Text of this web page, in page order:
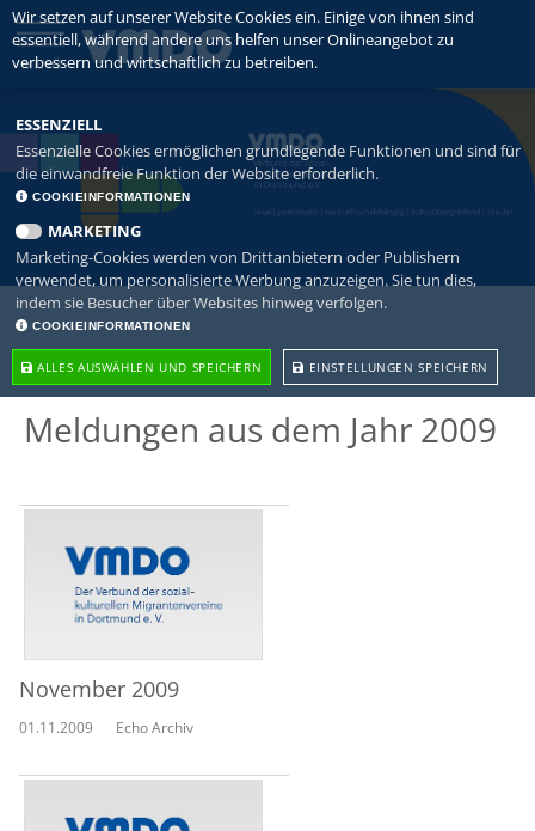
Wir setzen auf unserer Website Cookies ein. Einige von ihnen sind
essentiell, während andere uns helfen unser Onlineangebot zu
verbessern und wirtschaftlich zu betreiben.
ESSENZIELL
Essenzielle Cookies ermöglichen grundlegende Funktionen und sind für
die einwandfreie Funktion der Website erforderlich.
COOKIEINFORMATIONEN
MARKETING
Marketing-Cookies werden von Drittanbietern oder Publishern
verwendet, um personalisierte Werbung anzuzeigen. Sie tun dies,
indem sie Besucher über Websites hinweg verfolgen.
COOKIEINFORMATIONEN
ALLES AUSWÄHLEN UND SPEICHERN EINSTELLUNGEN SPEICHERN
MENÜ
Meldungen aus dem Jahr 2009
November 2009
01.11.2009 Echo Archiv